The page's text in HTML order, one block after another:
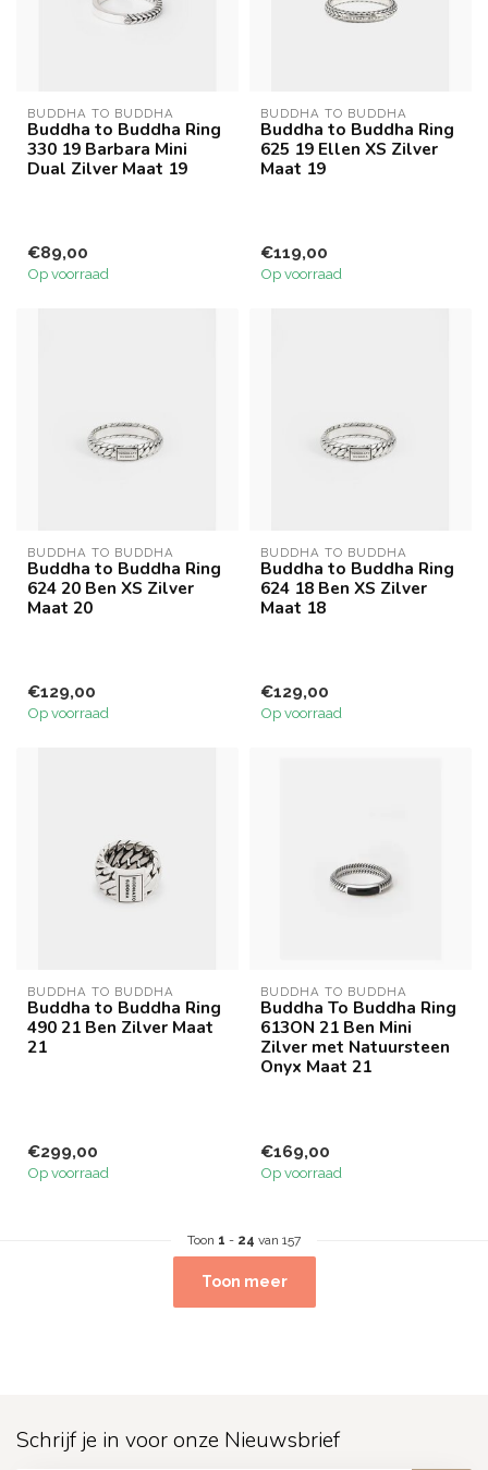
BUDDHA TO BUDDHA
Buddha to Buddha Ring
330 19 Barbara Mini
Dual Zilver Maat 19
€89,00
Op voorraad
BUDDHA TO BUDDHA
Buddha to Buddha Ring
625 19 Ellen XS Zilver
Maat 19
€119,00
Op voorraad
BUDDHA TO BUDDHA
Buddha to Buddha Ring
624 20 Ben XS Zilver
Maat 20
€129,00
Op voorraad
BUDDHA TO BUDDHA
Buddha to Buddha Ring
624 18 Ben XS Zilver
Maat 18
€129,00
Op voorraad
BUDDHA TO BUDDHA
Buddha to Buddha Ring
490 21 Ben Zilver Maat
21
€299,00
Op voorraad
BUDDHA TO BUDDHA
Buddha To Buddha Ring
613ON 21 Ben Mini
Zilver met Natuursteen
Onyx Maat 21
€169,00
Op voorraad
Toon 1 - 24 van 157
Toon meer
Schrijf je in voor onze Nieuwsbrief